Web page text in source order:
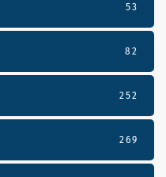
53
82
252
269